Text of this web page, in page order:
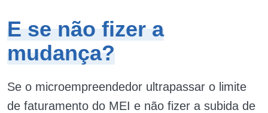
E se não fizer a
mudança?
Se o microempreendedor ultrapassar o limite
de faturamento do MEI e não fizer a subida de